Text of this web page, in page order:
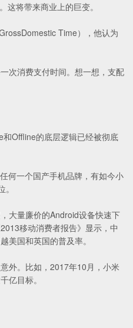
这将带来商业上的巨变。
Time），他认为
次消费支付时间。想一想，支配
Offline的底层逻辑已经被彻底
何一个国产手机品牌，有如今小
大量廉价的Android设备快速下
移动消费者报告》显示，中
美国和英国的普及率。
外。比如，2017年10月，小米
亿目标。